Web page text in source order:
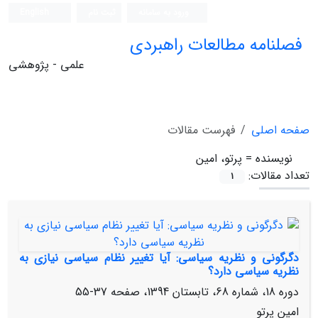
فصلنامه مطالعات راهبردی
علمی - پژوهشی
صفحه اصلی
فهرست مقالات
نویسنده = پرتو، امین
تعداد مقالات:
1
دگرگونی و نظریه سیاسی: آیا تغییر نظام سیاسی نیازی به
نظریه سیاسی دارد؟
دوره 18، شماره 68، تابستان 1394، صفحه
37-55
امین پرتو